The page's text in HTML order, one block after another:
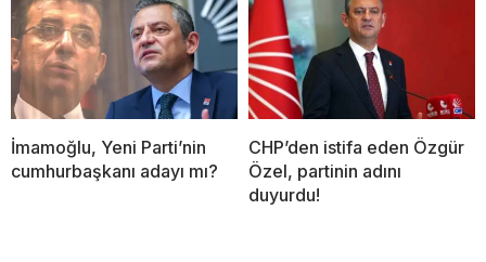
İmamoğlu, Yeni Parti’nin
cumhurbaşkanı adayı mı?
CHP’den istifa eden Özgür
Özel, partinin adını
duyurdu!